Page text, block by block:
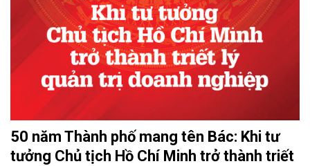
50 năm Thành phố mang tên Bác: Khi tư
tưởng Chủ tịch Hồ Chí Minh trở thành triết